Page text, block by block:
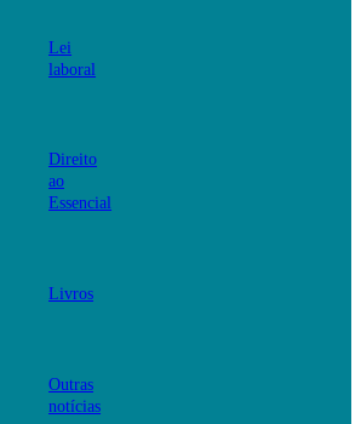
Lei
laboral
Direito
ao
Essencial
Livros
Outras
notícias